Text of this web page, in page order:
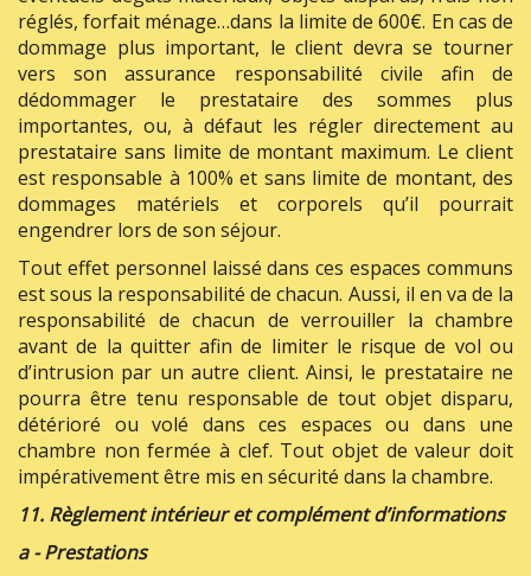
réglés, forfait ménage…dans la limite de 600€. En cas de
dommage plus important, le client devra se tourner
vers son assurance responsabilité civile afin de
dédommager le prestataire des sommes plus
importantes, ou, à défaut les régler directement au
prestataire sans limite de montant maximum. Le client
est responsable à 100% et sans limite de montant, des
dommages matériels et corporels qu’il pourrait
engendrer lors de son séjour.
Tout effet personnel laissé dans ces espaces communs
est sous la responsabilité de chacun. Aussi, il en va de la
responsabilité de chacun de verrouiller la chambre
avant de la quitter afin de limiter le risque de vol ou
d’intrusion par un autre client. Ainsi, le prestataire ne
pourra être tenu responsable de tout objet disparu,
détérioré ou volé dans ces espaces ou dans une
chambre non fermée à clef. Tout objet de valeur doit
impérativement être mis en sécurité dans la chambre.
11. Règlement intérieur et complément d’informations
a - Prestations